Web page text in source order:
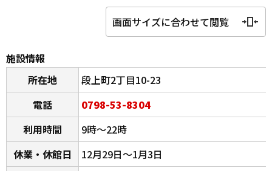
画面サイズに合わせて閲覧
施設情報
所在地
段上町2丁目10-23
電話
0798-53-8304
利用時間
9時～22時
休業・休館日
12月29日～1月3日